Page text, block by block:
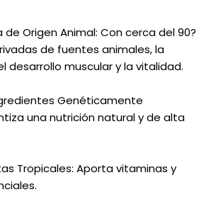
de Origen Animal: Con cerca del 90?
de fuentes animales, la
desarrollo muscular y la vitalidad.
Genéticamente
una nutrición natural y de alta
Tropicales: Aporta vitaminas y